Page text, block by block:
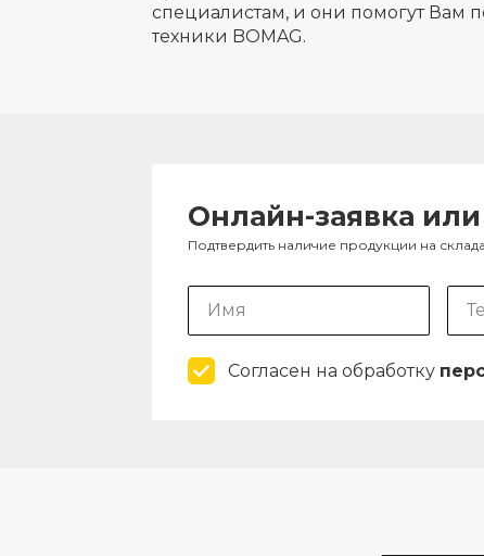
специалистам, и они помогут Вам
техники BOMAG.
Онлайн-заявка
Подтвердить наличие продукции на
Согласен на обработку